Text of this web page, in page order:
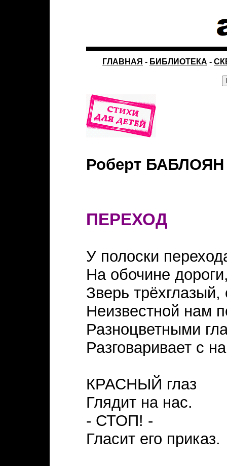
ГЛАВНАЯ - БИБЛИОТЕКА -
Роберт БАБЛОЯН
ПЕРЕХОД
У полоски
На обочине
Зверь трёхглазый,
Неизвестной нам
Разноцветными
Разговаривает с
КРАСНЫЙ глаз
Глядит на нас.
- СТОП! -
Гласит его приказ.